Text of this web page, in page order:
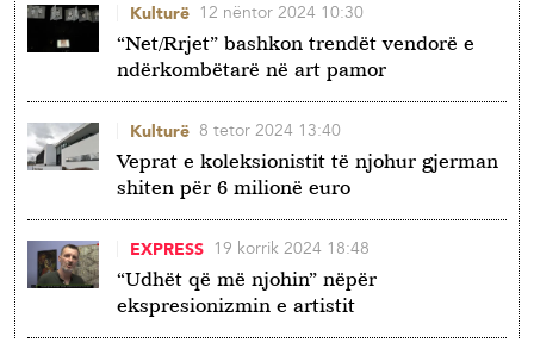
“Net/Rrjet” bashkon trendët vendorë e
ndërkombëtarë në art pamor
Kulturë 12 nëntor 2024 10:30
Veprat e koleksionistit të njohur gjerman
shiten për 6 milionë euro
Kulturë 8 tetor 2024 13:40
“Udhët që më njohin” nëpër
ekspresionizmin e artistit
EXPRESS 19 korrik 2024 18:48